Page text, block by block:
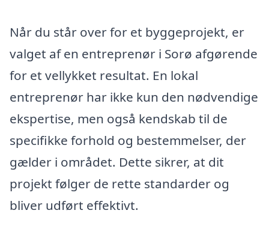
Når du står over for et byggeprojekt, er
valget af en entreprenør i Sorø afgørende
for et vellykket resultat. En lokal
entreprenør har ikke kun den nødvendige
ekspertise, men også kendskab til de
specifikke forhold og bestemmelser, der
gælder i området. Dette sikrer, at dit
projekt følger de rette standarder og
bliver udført effektivt.